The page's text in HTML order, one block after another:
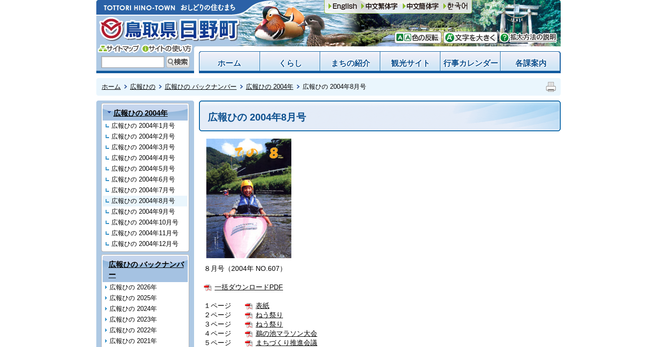
ホーム くらし まちの紹介 観光サイト 行事カレンダー 各課案内
ホーム 広報ひの 広報ひの バックナンバー 広報ひの 2004年 広報ひの 2004年8月号
広報ひの 2004年
広報ひの 2004年1月号
広報ひの 2004年2月号
広報ひの 2004年3月号
広報ひの 2004年4月号
広報ひの 2004年5月号
広報ひの 2004年6月号
広報ひの 2004年7月号
広報ひの 2004年8月号
広報ひの 2004年9月号
広報ひの 2004年10月号
広報ひの 2004年11月号
広報ひの 2004年12月号
広報ひの バックナンバ
ー
広報ひの 2026年
広報ひの 2025年
広報ひの 2024年
広報ひの 2023年
広報ひの 2022年
広報ひの 2021年
広報ひの 2004年8月号
８月号（2004年 NO.607）
一括ダウンロードPDF
１ページ
表紙
２ページ
ねう祭り
３ページ
ねう祭り
４ページ
鵜の池マラソン大会
５ページ
まちづくり推進会議